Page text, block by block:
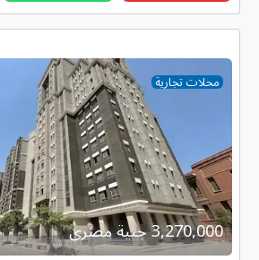
محلات تجارية
3,270,000 جنية مصرى